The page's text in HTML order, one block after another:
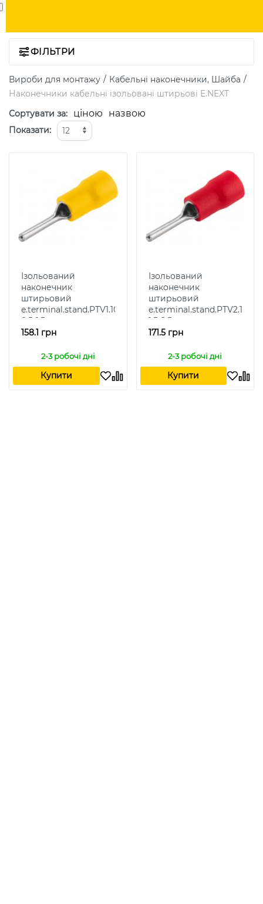
ФІЛЬТРИ
Вироби для монтажу
Кабельні наконечники, Шайба
Наконечники кабельні ізольовані штирьові E.NEXT
Сортувати за: ціною назвою
Показати:
Ізольований
наконечник
штирьовий
e.terminal.stand.PTV1.10.yellow
0,5-1,5 кв.мм, жовтий
158.1 грн
2-3 робочі дні
Купити
Ізольований
наконечник
штирьовий
e.terminal.stand.PTV2.10.red
1,5-2,5 кв.мм,
червоний
171.5 грн
2-3 робочі дні
Купити